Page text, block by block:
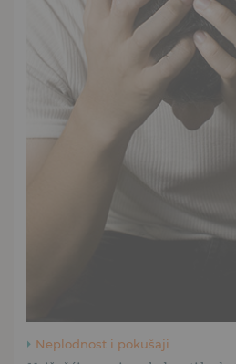
Neplodnost i pokušaji